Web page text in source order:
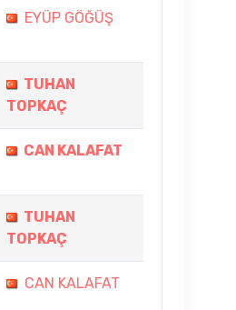
EYÜP GÖĞÜŞ
TUHAN
TOPKAÇ
CAN KALAFAT
TUHAN
TOPKAÇ
CAN KALAFAT